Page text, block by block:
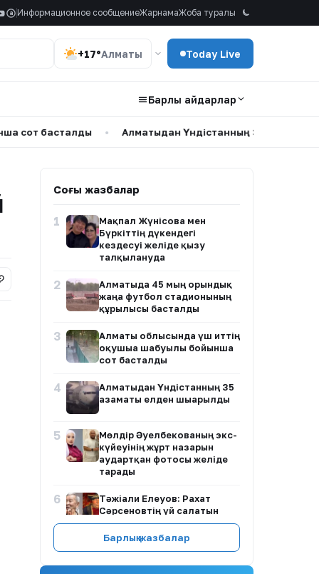
a Информационное сообщениеЖарнамаЖоба туралы
+17°Алматы Today Live
Барлық айдарлар
• Алматыдан Үндістанның 35 азаматы елден
Соңғы жазбалар
1
Мақпал Жүнісова мен
Бүркіттің дүкендегі
кездесуі желіде қызу
талқылануда
2
Алматыда 45 мың орындық
жаңа футбол стадионының
құрылысы басталды
3
Алматы облысында үш иттің
оқушыға шабуылы бойынша
сот басталды
4
Алматыдан Үндістанның 35
азаматы елден шығарылды
5
Мөлдір Әуелбекованың экс-
күйеуінің жұрт назарын
аудартқан фотосы желіде
тарады
6
Тәжіғали Елеуов: Рахат
Сәрсеновтің үй салатын
жағдайы жоқ
7
Қазақстанда зейнетақы
Барлық жазбалар